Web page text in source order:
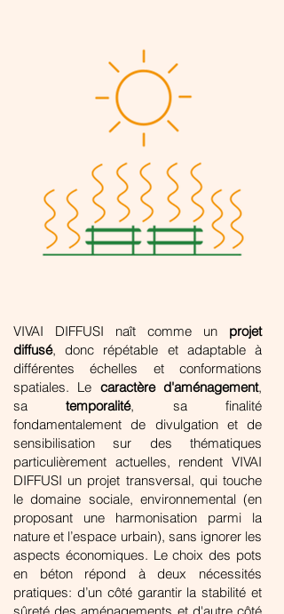
VIVAI DIFFUSI naît comme un projet
diffusé, donc répétable et adaptable à
différentes échelles et conformations
spatiales. Le caractère d'aménagement,
satemporalité, sa finalité
fondamentalement de divulgation et de
sensibilisation sur des thématiques
particulièrement actuelles, rendent VIVAI
DIFFUSI un projet transversal, qui touche
le domaine sociale, environnemental (en
proposant une harmonisation parmi la
nature et l’espace urbain), sans ignorer les
aspects économiques. Le choix des pots
en béton répond à deux nécessités
pratiques: d’un côté garantir la stabilité et